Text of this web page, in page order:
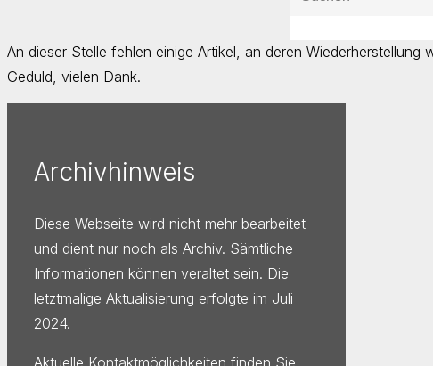
An dieser Stelle fehlen einige Artikel, an deren Wiederherstellung
Geduld, vielen Dank.
Archivhinweis
Diese Webseite wird nicht mehr bearbeitet
und dient nur noch als Archiv. Sämtliche
Informationen können veraltet sein. Die
letztmalige Aktualisierung erfolgte im Juli
2024.
Aktuelle Kontaktmöglichkeiten finden Sie